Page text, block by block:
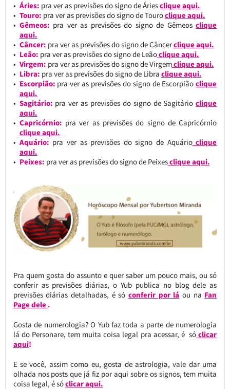
Áries: pra ver as previsões do signo de Áriesclique aqui.
Touro: pra ver as previsões do signo de Touroclique aqui.
Gêmeos: pra ver as previsões do signo de Gêmeosclique
aqui.
Câncer: pra ver as previsões do signo de Câncerclique aqui.
Leão: pra ver as previsões do signo de Leãoclique aqui.
Virgem: pra ver as previsões do signo de Virgemclique aqui.
Libra: pra ver as previsões do signo de Libra clique aqui.
Escorpião: pra ver as previsões do signo de Escorpiãoclique
aqui.
Sagitário: pra ver as previsões do signo de Sagitárioclique
aqui.
Capricórnio: pra ver as previsões do signo de Capricórnio
clique aqui.
Aquário: pra ver as previsões do signo de Aquárioclique
aqui.
Peixes: pra ver as previsões do signo de Peixesclique aqui.
Pra quem gosta do assunto e quer saber um pouco mais, ou só
conferir as previsões diárias, o Yub publica no blog dele as
previsões diárias detalhadas, é só conferir por lá ou na Fan
Page dele .
Gosta de numerologia? O Yub faz toda a parte de numerologia
lá do Personare, tem muita coisa legal pra acessar, é só clicar
aqui!
E se você, assim como eu, gosta de astrologia, vale dar uma
olhada nos posts que já fiz por aqui sobre os signos, tem muita
coisa legal, é sóclicar aqui.